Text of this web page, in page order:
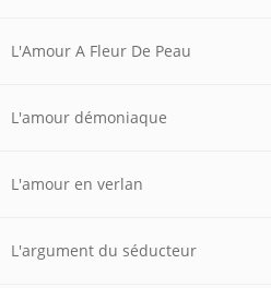
L'Amour A Fleur De Peau
L'amour démoniaque
L'amour en verlan
L'argument du séducteur